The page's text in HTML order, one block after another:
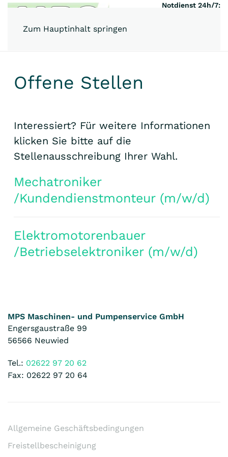
Zum Hauptinhalt springen
Notdienst 24h/7:
Offene Stellen
Interessiert? Für weitere Informationen
klicken Sie bitte auf die
Stellenausschreibung Ihrer Wahl.
Mechatroniker
/Kundendienstmonteur (m/w/d)
Elektromotorenbauer
/Betriebselektroniker (m/w/d)
MPS Maschinen- und Pumpenservice GmbH
Engersgaustraße 99
56566 Neuwied
Tel.: 02622 97 20 62
Fax: 02622 97 20 64
Allgemeine Geschäftsbedingungen
Freistellbescheinigung